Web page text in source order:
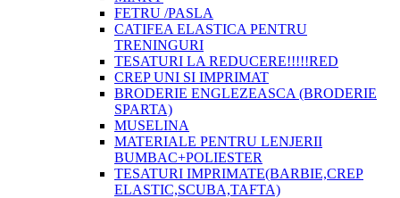
FETRU /PASLA
CATIFEA ELASTICA PENTRU
TRENINGURI
TESATURI LA REDUCERE!!!!!RED
CREP UNI SI IMPRIMAT
BRODERIE ENGLEZEASCA (BRODERIE
SPARTA)
MUSELINA
MATERIALE PENTRU LENJERII
BUMBAC+POLIESTER
TESATURI IMPRIMATE(BARBIE,CREP
ELASTIC,SCUBA,TAFTA)